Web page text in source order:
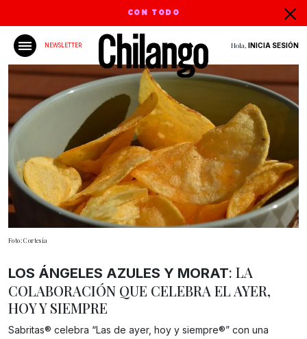
CON TODO
NEWSLETTER Hola, INICIA SESIÓN
Foto: Cortesía
LOS ÁNGELES AZULES Y MORAT: LA
COLABORACIÓN QUE CELEBRA EL AYER,
HOY Y SIEMPRE
Sabritas® celebra “Las de ayer, hoy y siempre®” con una